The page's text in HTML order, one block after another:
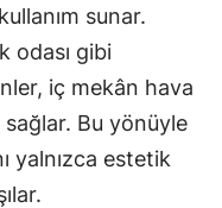
sunar.
odası gibi
iç mekân hava
sağlar. Bu yönüyle
yalnızca estetik